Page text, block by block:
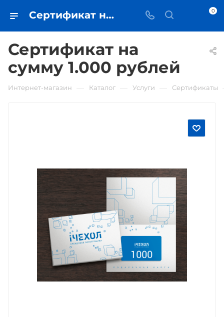
Сертификат на сумму 1.000 рублей • купить в Самаре - iЧехол 0
Сертификат на
сумму 1.000 рублей
Интернет-магазин Каталог Услуги Сертификаты